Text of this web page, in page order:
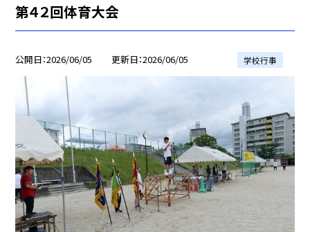
第４２回体育大会
公開日 2026/06/05 更新日 2026/06/05 学校行事